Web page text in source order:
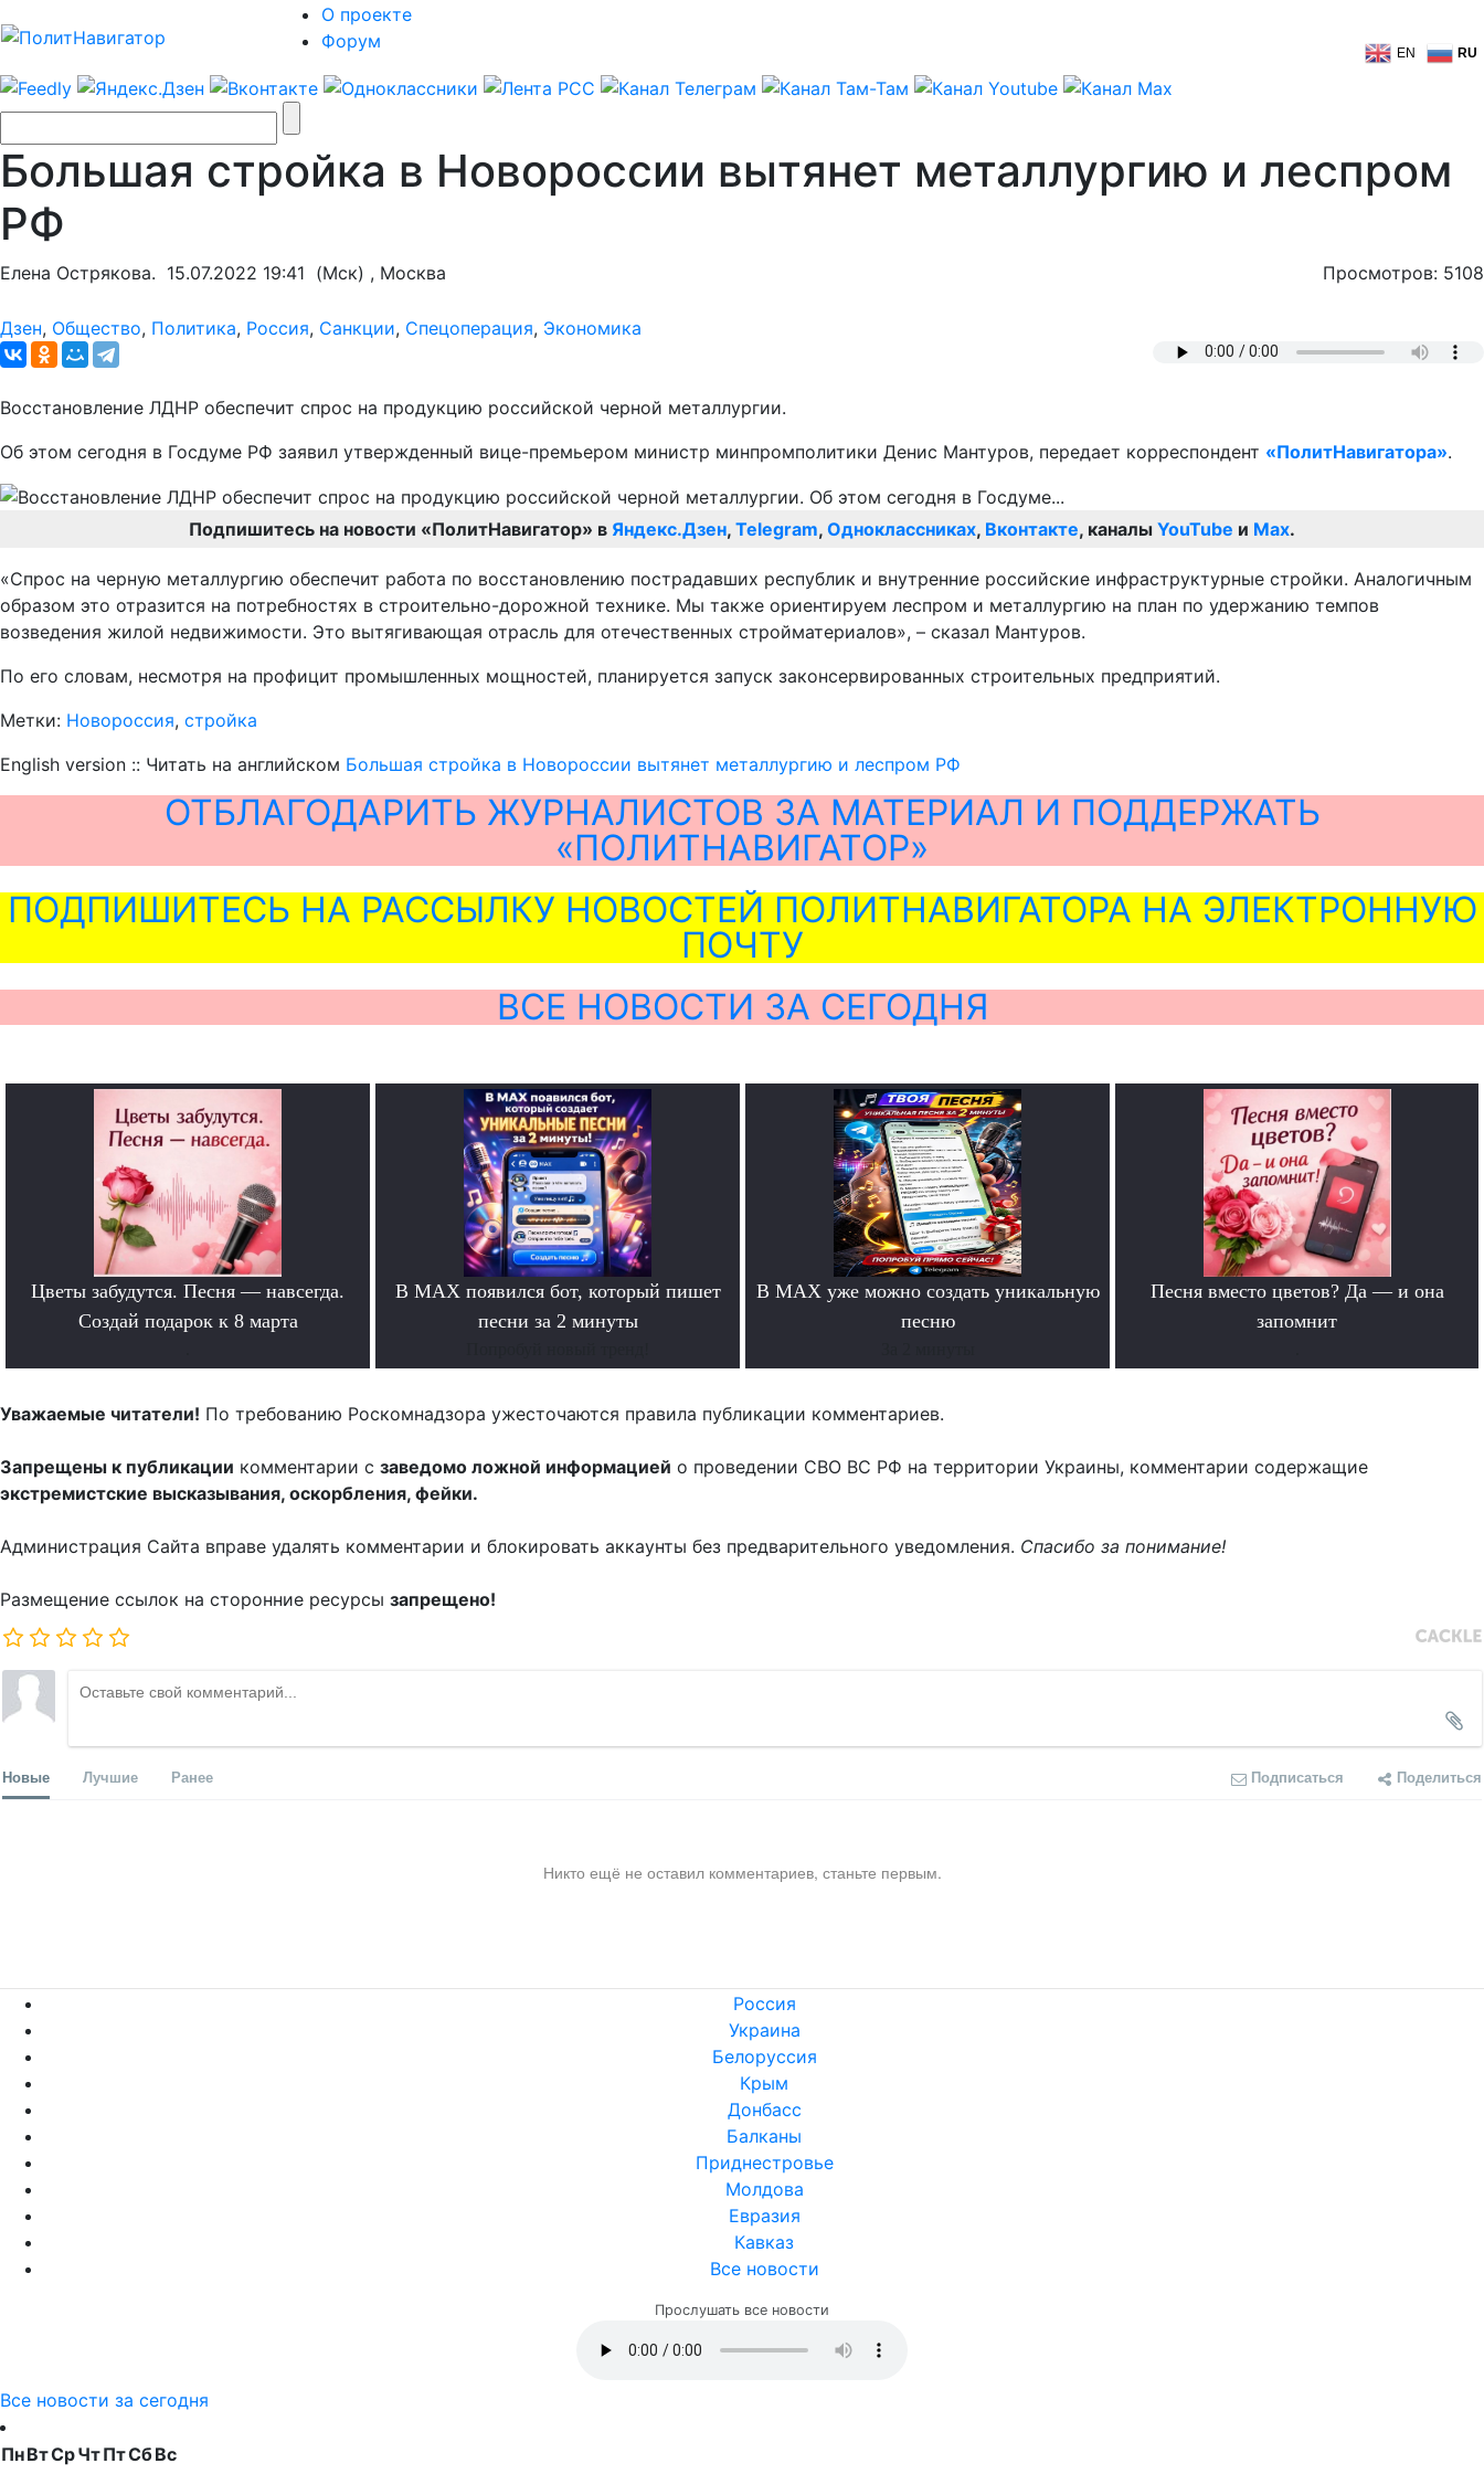
О проекте
Форум
EN RU
Большая стройка в Новороссии вытянет металлургию и леспром
РФ
Елена Острякова. 15.07.2022 19:41 (Мск) , Москва Просмотров: 5108
Дзен, Общество, Политика, Россия, Санкции, Спецоперация, Экономика
Восстановление ЛДНР обеспечит спрос на продукцию российской черной металлургии.
Об этом сегодня в Госдуме РФ заявил утвержденный вице-премьером министр минпромполитики Денис Мантуров, передает корреспондент «ПолитНавигатора».
Подпишитесь на новости «ПолитНавигатор» в Яндекс.Дзен, Telegram, Одноклассниках, Вконтакте, каналы YouTube и Max.
«Спрос на черную металлургию обеспечит работа по восстановлению пострадавших республик и внутренние российские инфраструктурные стройки. Аналогичным
образом это отразится на потребностях в строительно-дорожной технике. Мы также ориентируем леспром и металлургию на план по удержанию темпов
возведения жилой недвижимости. Это вытягивающая отрасль для отечественных стройматериалов», – сказал Мантуров.
По его словам, несмотря на профицит промышленных мощностей, планируется запуск законсервированных строительных предприятий.
Метки: Новороссия, стройка
English version :: Читать на английском Большая стройка в Новороссии вытянет металлургию и леспром РФ
ОТБЛАГОДАРИТЬ ЖУРНАЛИСТОВ ЗА МАТЕРИАЛ И ПОДДЕРЖАТЬ
«ПОЛИТНАВИГАТОР»
ПОДПИШИТЕСЬ НА РАССЫЛКУ НОВОСТЕЙ ПОЛИТНАВИГАТОРА НА ЭЛЕКТРОННУЮ
ПОЧТУ
ВСЕ НОВОСТИ ЗА СЕГОДНЯ
Цветы забудутся. Песня — навсегда.
Создай подарок к 8 марта
В MAX появился бот, который пишет
песни за 2 минуты
В MAX уже можно создать уникальную
песню
Песня вместо цветов? Да — и она
запомнит
Уважаемые читатели! По требованию Роскомнадзора ужесточаются правила публикации комментариев.
Запрещены к публикации комментарии с заведомо ложной информацией о проведении СВО ВС РФ на территории Украины, комментарии содержащие
экстремистские высказывания, оскорбления, фейки.
Администрация Сайта вправе удалять комментарии и блокировать аккаунты без предварительного уведомления. Спасибо за понимание!
Размещение ссылок на сторонние ресурсы запрещено!
Новые Лучшие Ранее Подписаться Поделиться
Никто ещё не оставил комментариев, станьте первым.
Россия
Украина
Белоруссия
Крым
Донбасс
Балканы
Приднестровье
Молдова
Евразия
Кавказ
Все новости
Прослушать все новости
Все новости за сегодня
ПнВтСрЧтПтСбВс